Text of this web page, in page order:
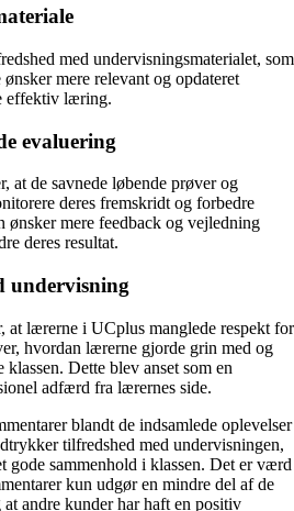
med undervisningsmaterialet, som
mere relevant og opdateret
effektiv læring.
evaluering
at de savnede løbende prøver og
deres fremskridt og forbedre
ønsker mere feedback og vejledning
deres resultat.
undervisning
at lærerne i UCplus manglede respekt for
hvordan lærerne gjorde grin med og
Dette blev anset som en
adfærd fra lærernes side.
blandt de indsamlede oplevelser
tilfredshed med undervisningen,
gode sammenhold i klassen. Det er værd
kun udgør en mindre del af de
andre kunder har haft en positiv